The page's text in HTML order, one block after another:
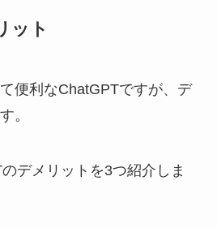
ット
便利なChatGPTですが、デ
。
デメリットを3つ紹介しま